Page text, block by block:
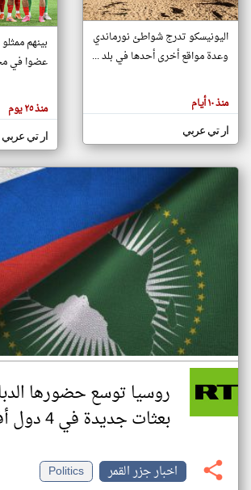
تغيير
اخبار جزر القمر
أهم اخبار جزر القمر
هنا عن
وجهة
كاتبيها.
اليونيسكو تدرج شواطئ نورماندي
وعدة مواقع أخرى أحدها في بلد ...
منذ ١٠ أيام
ار تي عربي
عضوا في
منذ ٢٥ يوم
ار تي عربي
روسيا توسع حضورها
بعثات جديدة في 4 دول أفريقية
اخبار جزر القمر
Politics